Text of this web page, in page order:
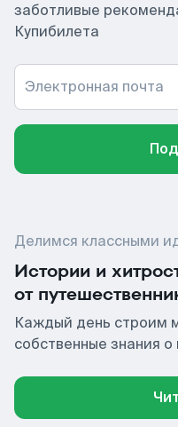
заботливые
Купибилета
Электронная почта
Делимся классными
Истории и
от
Каждый день строим
собственные знания